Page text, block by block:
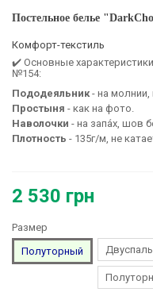
Постельное белье
Комфорт-текстиль
✔️ Основные
№154:
Пододеяльник - на
Простыня - как на фото.
Наволочки - на запа́х, шов
Плотность - 135г/м, не
2 530 грн
Размер
Полуторный